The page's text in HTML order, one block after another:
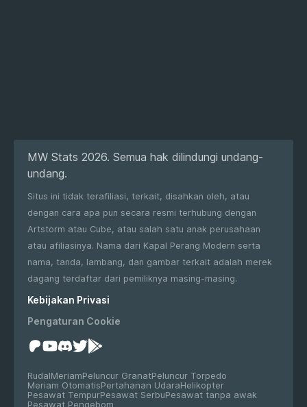
MW Stats 2026. Semua hak dilindungi undang-
undang.
Situs ini tidak terafiliasi, terkait, disahkan oleh, atau
dengan cara apa pun secara resmi terhubung dengan
Artstorm atau Cube, atau salah satu anak perusahaan
atau afiliasinya. Nama dari Kapal Perang Modern serta
nama, tanda, lambang, dan gambar terkait adalah merek
dagang terdaftar dari pemiliknya masing-masing.
Kebijakan Privasi
Pengaturan Cookie
RudalMeriamPeluncur GranatPeluncur Torpedo
Meriam OtomatisPertahanan UdaraHelikopter
Pesawat TempurPesawat SerbuPesawat tanpa awak
Pesawat Pengebom